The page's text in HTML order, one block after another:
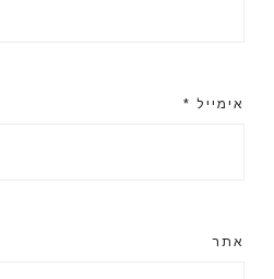
אימייל *
אתר